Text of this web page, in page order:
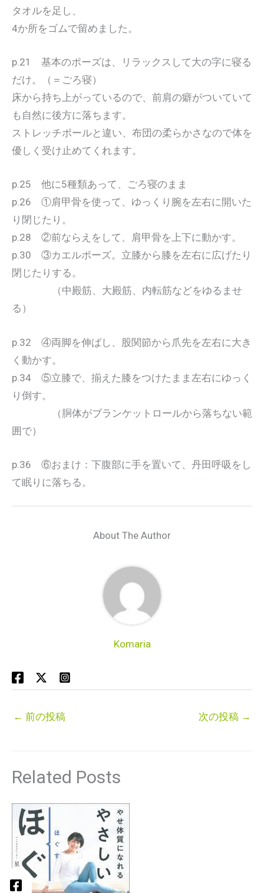
タオルを足し、
4か所をゴムで留めました。
p.21 基本のポーズは、リラックスして大の字に寝る
だけ。（＝ごろ寝）
床から持ち上がっているので、前肩の癖がついていて
も自然に後方に落ちます。
ストレッチポールと違い、布団の柔らかさなので体を
優しく受け止めてくれます。
p.25 他に5種類あって、ごろ寝のまま
p.26 ①肩甲骨を使って、ゆっくり腕を左右に開いた
り閉じたり。
p.28 ②前ならえをして、肩甲骨を上下に動かす。
p.30 ③カエルポーズ。立膝から膝を左右に広げたり
閉じたりする。
（中殿筋、大殿筋、内転筋などをゆるませ
る）
p.32 ④両脚を伸ばし、股関節から爪先を左右に大き
く動かす。
p.34 ⑤立膝で、揃えた膝をつけたまま左右にゆっく
り倒す。
（胴体がブランケットロールから落ちない範
囲で）
p.36 ⑥おまけ：下腹部に手を置いて、丹田呼吸をし
て眠りに落ちる。
About The Author
Komaria
← 前の投稿 次の投稿 →
Related Posts